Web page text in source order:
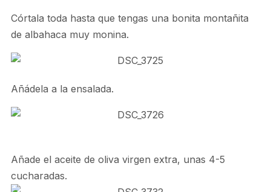
Córtala toda hasta que tengas una bonita montañita
de albahaca muy monina.
Añádela a la ensalada.
Añade el aceite de oliva virgen extra, unas 4-5
cucharadas.